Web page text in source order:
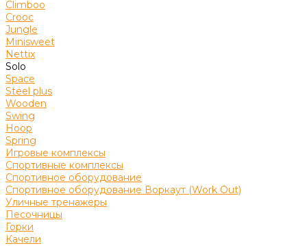
Climboo
Crooc
Jungle
Minisweet
Nettix
Solo
Space
Steel plus
Wooden
Swing
Hoop
Spring
Игровые комплексы
Спортивные комплексы
Спортивное оборудование
Спортивное оборудование Воркаут (Work Out)
Уличные тренажеры
Песочницы
Горки
Качели